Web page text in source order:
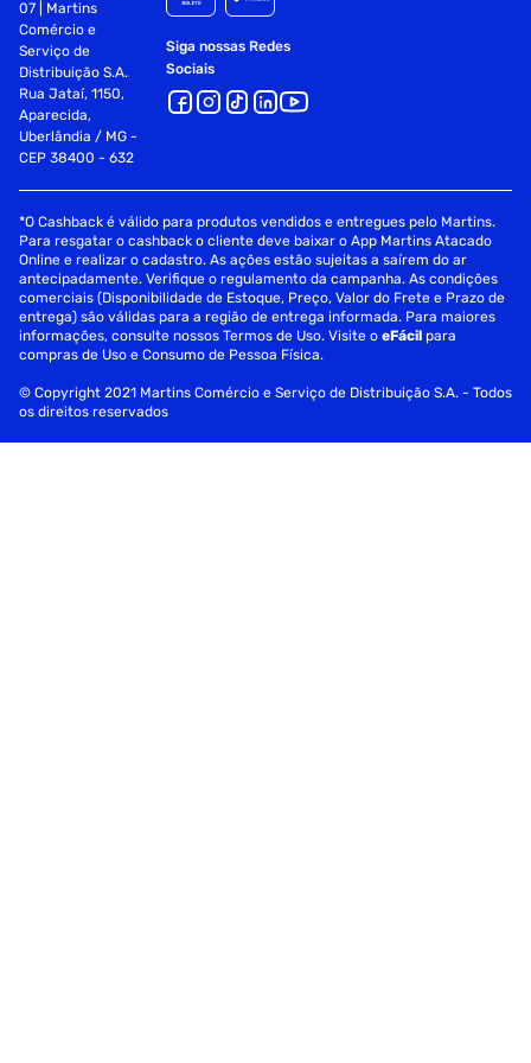
07 | Martins
Comércio e
Serviço de
Distribuição S.A.
Rua Jataí, 1150,
Aparecida,
Uberlândia / MG -
CEP 38400 - 632
Siga nossas Redes
Sociais
*O Cashback é válido para produtos vendidos e entregues pelo Martins.
Para resgatar o cashback o cliente deve baixar o App Martins Atacado
Online e realizar o cadastro. As ações estão sujeitas a saírem do ar
antecipadamente. Verifique o regulamento da campanha. As condições
comerciais (Disponibilidade de Estoque, Preço, Valor do Frete e Prazo de
entrega) são válidas para a região de entrega informada. Para maiores
informações, consulte nossos Termos de Uso. Visite oeFácil para
compras de Uso e Consumo de Pessoa Física.
© Copyright 2021 Martins Comércio e Serviço de Distribuição S.A. - Todos
os direitos reservados